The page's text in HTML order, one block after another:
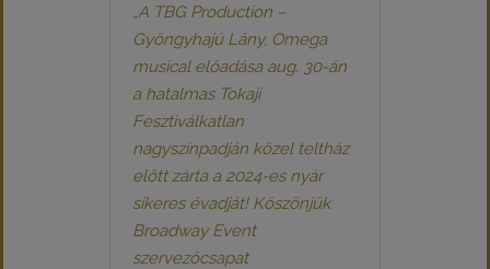
„A TBG Production –
Gyöngyhajú Lány, Omega
musical előadása aug. 30-án
a hatalmas Tokaji
Fesztiválkatlan
nagyszínpadján közel teltház
előtt zárta a 2024-es nyár
sikeres évadját! Köszönjük
Broadway Event
szervezőcsapat